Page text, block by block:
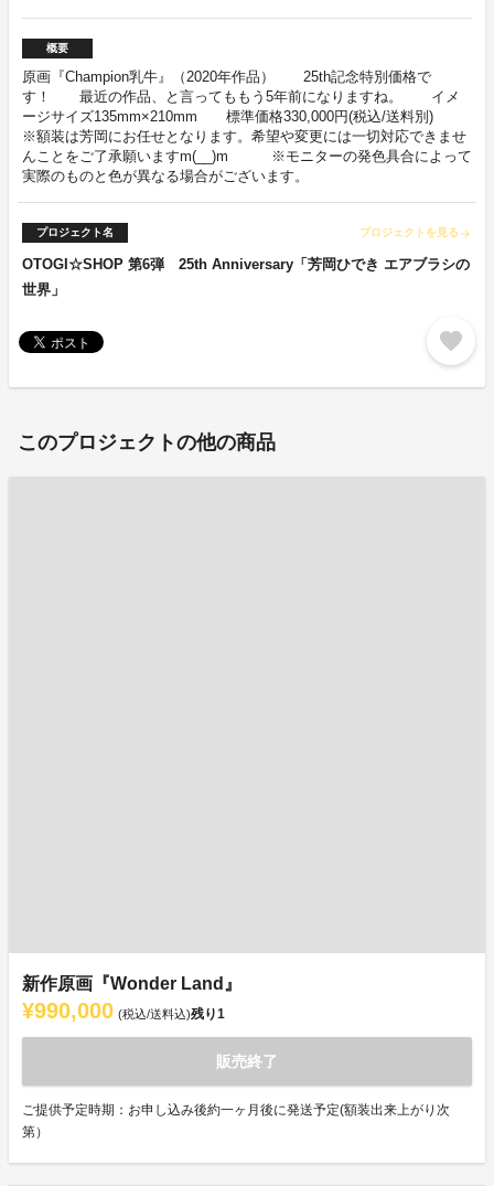
概要
原画『Champion乳牛』（2020年作品） 25th記念特別価格で
す！ 最近の作品、と言ってももう5年前になりますね。 イメ
ージサイズ135mm×210mm 標準価格330,000円(税込/送料別)
※額装は芳岡にお任せとなります。希望や変更には一切対応できませ
んことをご了承願いますm(__)m ※モニターの発色具合によって
実際のものと色が異なる場合がございます。
プロジェクト名 プロジェクトを見る arrow_forward
OTOGI☆SHOP 第6弾 25th Anniversary「芳岡ひでき エアブラシの
世界」
favorite
このプロジェクトの他の商品
新作原画『Wonder Land』
¥990,000 (税込/送料込)残り1
販売終了
ご提供予定時期：お申し込み後約一ヶ月後に発送予定(額装出来上がり次
第）